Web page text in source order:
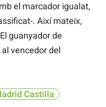
el marcador igualat,
. Així mateix,
guanyador de
al vencedor del
Castilla